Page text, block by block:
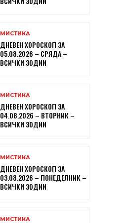
МИСТИКА
ДНЕВЕН ХОРОСКОП ЗА
05.08.2026 – СРЯДА –
ВСИЧКИ ЗОДИИ
МИСТИКА
ДНЕВЕН ХОРОСКОП ЗА
04.08.2026 – ВТОРНИК –
ВСИЧКИ ЗОДИИ
МИСТИКА
ДНЕВЕН ХОРОСКОП ЗА
03.08.2026 – ПОНЕДЕЛНИК –
ВСИЧКИ ЗОДИИ
МИСТИКА